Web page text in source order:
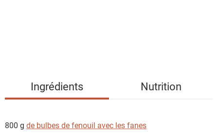
i
Ingrédients Nutrition
800 g de bulbes de fenouil avec les fanes